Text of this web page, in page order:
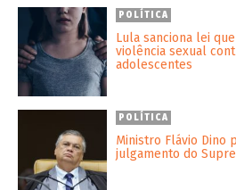
POLÍTICA
Lula sanciona lei
violência sexual
adolescentes
POLÍTICA
Ministro Flávio Dino
julgamento do